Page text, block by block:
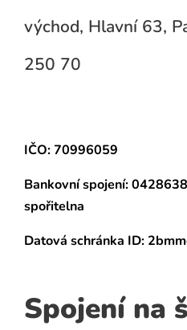
východ, Hlavní 63,
250 70
IČO: 70996059
Bankovní spojení:
spořitelna
Datová schránka ID:
Spojení na